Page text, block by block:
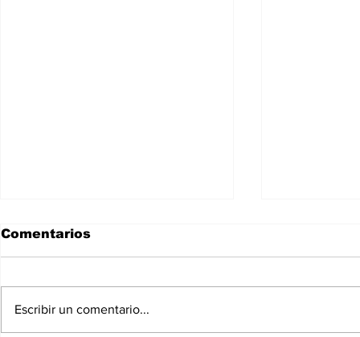
Comentarios
Escribir un comentario...